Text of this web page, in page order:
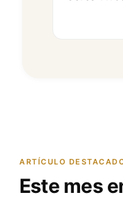
ARTÍCULO
Este mes